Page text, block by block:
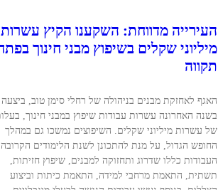
העירייה מדווחת: השקענו הקיץ עשרות
מיליוני שקלים בשיפוץ מבני חינוך
תקווה
האגף לאחזקת מבנים בניהולה של רחלי סימן טוב, ביצעה
בשנה האחרונה עשרות עבודות שיפוץ במבני חינוך,
של עשרות מיליוני שקלים. השיפוצים נמשכו גם במהלך
החופש הגדול, על מנת להתכונן לשנת הלימודים
העבודות כללו שדרוג ותחזוקה למבנים, שיפוץ חזיתות,
תשתית, התאמת מרחבי למידה, התאמת כיתות וביצוע